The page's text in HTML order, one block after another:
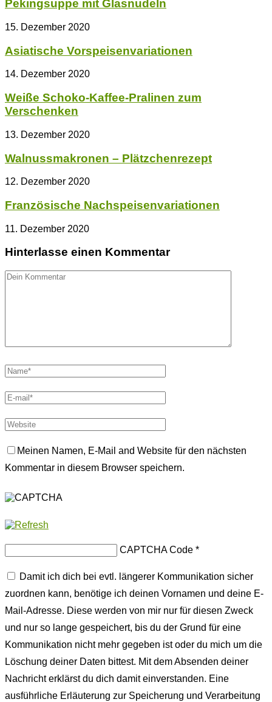
Pekingsuppe mit Glasnudeln
15. Dezember 2020
Asiatische Vorspeisenvariationen
14. Dezember 2020
Weiße Schoko-Kaffee-Pralinen zum
Verschenken
13. Dezember 2020
Walnussmakronen – Plätzchenrezept
12. Dezember 2020
Französische Nachspeisenvariationen
11. Dezember 2020
Hinterlasse einen Kommentar
Meinen Namen, E-Mail and Website für den nächsten
Kommentar in diesem Browser speichern.
CAPTCHA Code *
Damit ich dich bei evtl. längerer Kommunikation sicher
zuordnen kann, benötige ich deinen Vornamen und deine E-
Mail-Adresse. Diese werden von mir nur für diesen Zweck
und nur so lange gespeichert, bis du der Grund für eine
Kommunikation nicht mehr gegeben ist oder du mich um die
Löschung deiner Daten bittest. Mit dem Absenden deiner
Nachricht erklärst du dich damit einverstanden. Eine
ausführliche Erläuterung zur Speicherung und Verarbeitung